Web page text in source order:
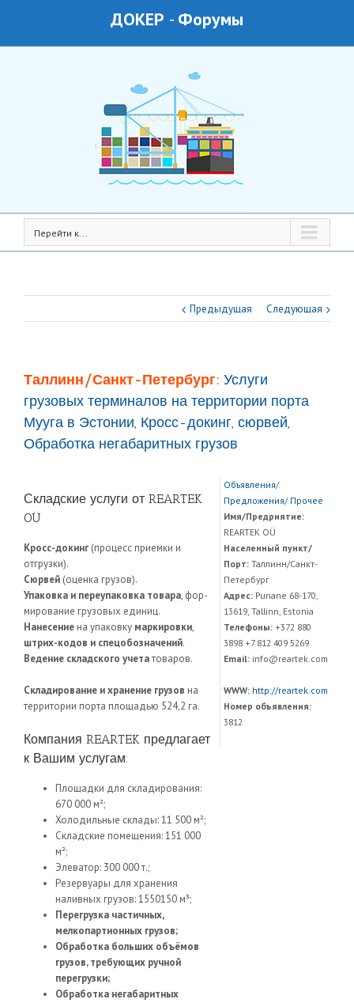
ДОКЕР - Форумы
Перейти к...
Предыдущая Следующая
Таллинн/Санкт-Петербург: Услуги
грузовых терминалов на территории порта
Мууга в Эстонии, Кросс-докинг, сюрвей,
Обработка негабаритных грузов
Складские услуги от REARTEK
OÜ
Кросс-докинг (процесс приемки и
отгрузки).
Сюрвей (оценка грузов).
Упаковка и переупаковка товара, фор­
мирование грузовых единиц.
Нанесение на упаковку маркировки,
штрих-кодов и спецобозначений.
Ведение складского учетатоваров.
Складирование и хранение грузов на
территории порта площадью 524,2 га.
Компания REARTEK предлагает
к Вашим услугам:
Площадки для складирования:
670 000 м²;
Холодильные склады: 11 500 м²;
Складские помещения: 151 000
м²;
Элеватор: 300 000 т.;
Резервуары для хранения
наливных грузов: 1550150 м³;
Перегрузка частичных,
мелкопартионных грузов;
Обработка больших объёмов
грузов, требующих ручной
перегрузки;
Обработка негабаритных
Объявления/
Предложения/ Прочее
Имя/Предриятие:
REARTEK OÜ
Населенный пункт/
Порт:Таллинн/Санкт-
Петербург
Адрес:Punane 68-170,
13619, Tallinn, Estonia
Телефоны:+372 880
3898 +7 812 409 5269
Email:info@reartek.com
WWW: http://reartek.com
Номер объявления:
3812